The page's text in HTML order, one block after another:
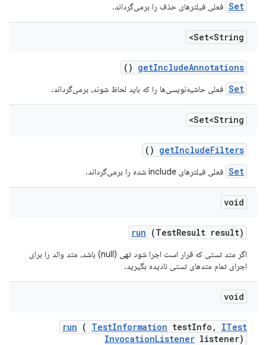
Set فعلی فیلترهای حذف را برمی‌گرداند.
Set<String>
getIncludeAnnotations
()
Set فعلی حاشیه‌نویسی‌ها را که باید لحاظ شوند، برمی‌گرداند.
Set<String>
getIncludeFilters
()
Set فعلی فیلترهای include شده را برمی‌گرداند.
void
run (TestResult result)
اگر متد تستی که قرار است اجرا شود تهی (null) باشد، متد والد را برای
اجرای تمام متدهای تستی نادیده بگیرید.
void
run ( TestInformation testInfo ,
ITest
InvocationListener listener)